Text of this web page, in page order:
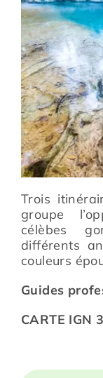
Trois
groupe
célèbes
différents
couleurs
Guides
CARTE IGN